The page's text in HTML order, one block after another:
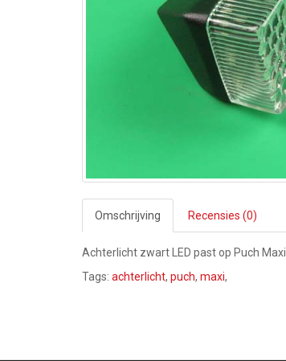
Omschrijving Recensies (0)
Achterlicht zwart LED past op Puch Maxi
Tags: achterlicht, puch, maxi,